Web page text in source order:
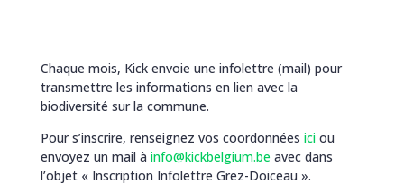
Chaque mois, Kick envoie une infolettre (mail) pour
transmettre les informations en lien avec la
biodiversité sur la commune.
Pour s’inscrire, renseignez vos coordonnées iciou
envoyez un mail à info@kickbelgium.beavec dans
l’objet « Inscription Infolettre Grez-Doiceau ».